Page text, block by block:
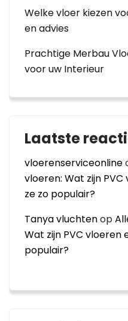
Welke vloer kiezen
en advies
Prachtige Merbau
voor uw Interieur
Laatste
vloerenserviceonline
vloeren: Wat zijn
ze zo populair?
Tanya vluchtenop
Wat zijn PVC vloeren
populair?